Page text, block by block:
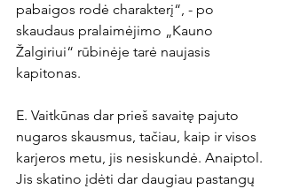
pabaigos rodė charakterį“, - po
skaudaus pralaimėjimo „Kauno
Žalgiriui“ rūbinėje tarė naujasis
kapitonas.
E. Vaitkūnas dar prieš savaitę pajuto
nugaros skausmus, tačiau, kaip ir visos
karjeros metu, jis nesiskundė. Anaiptol.
Jis skatino įdėti dar daugiau pastangų